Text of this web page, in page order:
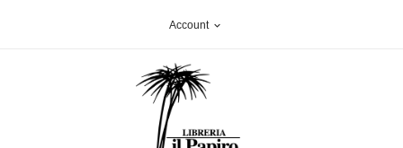
Account expand_more